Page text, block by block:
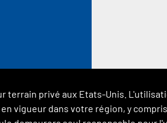
privé aux Etats-Unis.
dans votre région, y